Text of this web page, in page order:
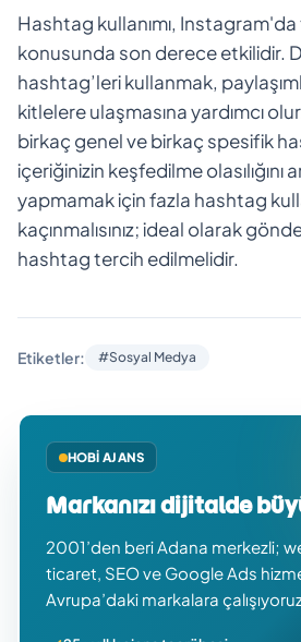
Hashtag kullanımı,
konusunda son derece etkilidir.
hashtag’leri kullanmak,
kitlelere ulaşmasına yardımcı
birkaç genel ve birkaç spesifik
içeriğinizin keşfedilme olasılığını
yapmamak için fazla hashtag
kaçınmalısınız; ideal olarak
hashtag tercih edilmelidir.
Etiketler: #Sosyal Medya
HOBI AJANS
Markanızı dijitalde
2001’den beri Adana merkezli;
ticaret, SEO ve Google Ads
Avrupa’daki markalara